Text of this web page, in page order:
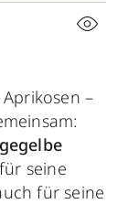
–
seine
für seine